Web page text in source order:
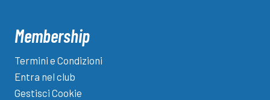
Membership
Termini e Condizioni
Entra nel club
Gestisci Cookie